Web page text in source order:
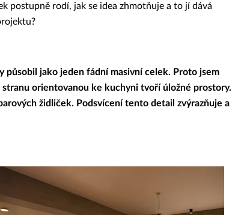
postupně rodí, jak se idea zhmotňuje a to jí dává
působil jako jeden fádní masivní celek. Proto jsem
orientovanou ke kuchyni tvoří úložné prostory.
židliček. Podsvícení tento detail zvýrazňuje a